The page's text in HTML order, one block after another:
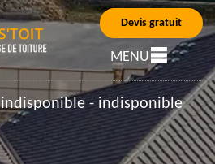
Devis gratuit
MENU
indisponible -indisponible